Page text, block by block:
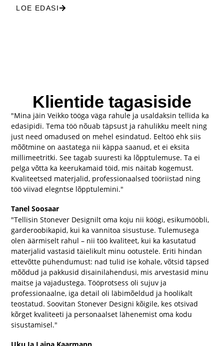
LOE EDASI
Klientide tagasiside
"Mina jäin Veikko tööga väga rahule ja usaldaksin tellida ka
edasipidi. Tema töö nõuab täpsust ja rahulikku meelt ning
just need omadused on mehel esindatud. Eeltöö ehk siis
mõõtmine on aastatega nii käppa saanud, et ei eksita
millimeetritki. See tagab suuresti ka lõpptulemuse. Ta ei
pelga võtta ka keerukamaid töid, mis näitab kogemust.
Kvaliteetsed materjalid, professionaalsed tööriistad ning
töö viivad elegntse lõpptulemini."
Tanel Soosaar
"Tellisin Stonever Designilt oma koju nii köögi, esikumööbli,
garderoobikapid, kui ka vannitoa sisustuse. Tulemusega
olen äärmiselt rahul – nii töö kvaliteet, kui ka kasutatud
materjalid vastasid täielikult minu ootustele. Eriti hindan
ettevõtte pühendumust: nad tulid ise kohale, võtsid täpsed
mõõdud ja pakkusid disainilahendusi, mis arvestasid minu
maitse ja vajadustega. Tööprotsess oli sujuv ja
professionaalne, iga detail oli läbimõeldud ja hoolikalt
teostatud. Soovitan Stonever Designi kõigile, kes otsivad
kõrget kvaliteeti ja personaalset lähenemist oma kodu
sisustamisel."